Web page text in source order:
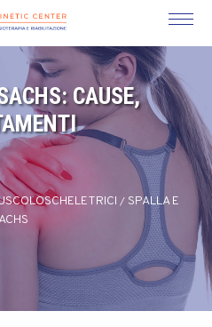
CAUSE,
/ SPALLA E